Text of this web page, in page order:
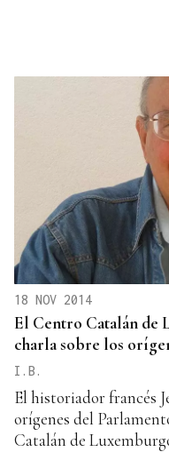
18 NOV 2014
El Centro Catalán de
charla sobre los
I.B.
El historiador francés
orígenes del
Catalán de